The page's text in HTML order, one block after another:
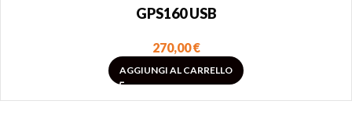
GPS160 USB
270,00€
AGGIUNGI AL CARRELLO